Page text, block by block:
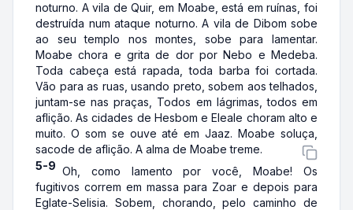
noturno. A vila de Quir, em Moabe, está em ruínas, foi
destruída num ataque noturno. A vila de Dibom sobe
ao seu templo nos montes, sobe para lamentar.
Moabe chora e grita de dor por Nebo e Medeba.
Toda cabeça está rapada, toda barba foi cortada.
Vão para as ruas, usando preto, sobem aos telhados,
juntam-se nas praças, Todos em lágrimas, todos em
aflição. As cidades de Hesbom e Eleale choram alto e
muito. O som se ouve até em Jaaz. Moabe soluça,
sacode de aflição. A alma de Moabe treme.
5-9 Oh, como lamento por você, Moabe! Os
fugitivos correm em massa para Zoar e depois para
Eglate-Selisia. Sobem, chorando, pelo caminho de